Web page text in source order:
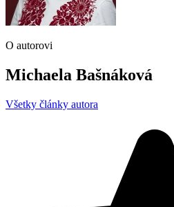
O autorovi
Michaela Bašnáková
Všetky články autora